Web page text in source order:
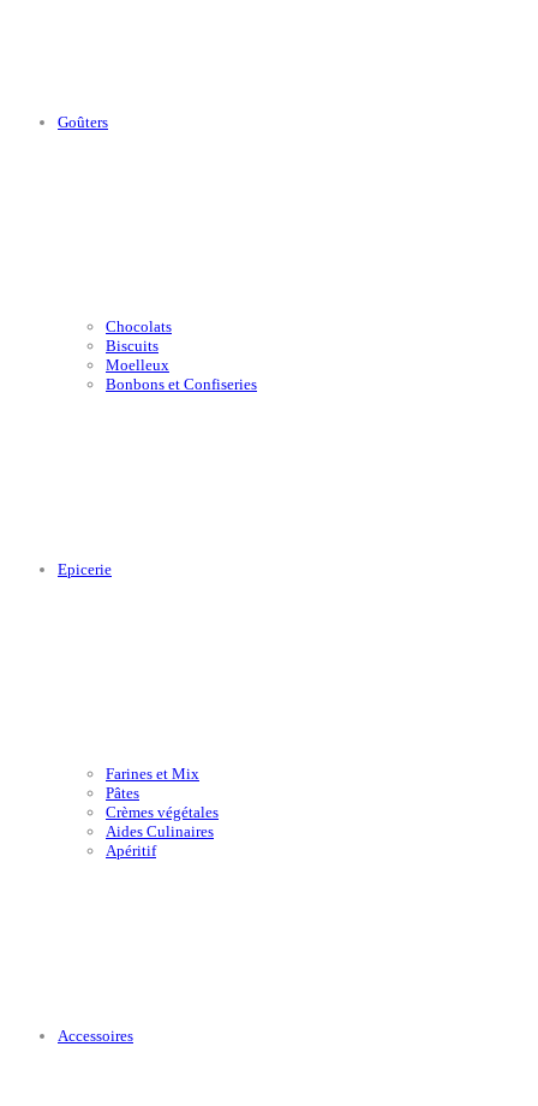
Goûters
Chocolats
Biscuits
Moelleux
Bonbons et Confiseries
Epicerie
Farines et Mix
Pâtes
Crèmes végétales
Aides Culinaires
Apéritif
Accessoires